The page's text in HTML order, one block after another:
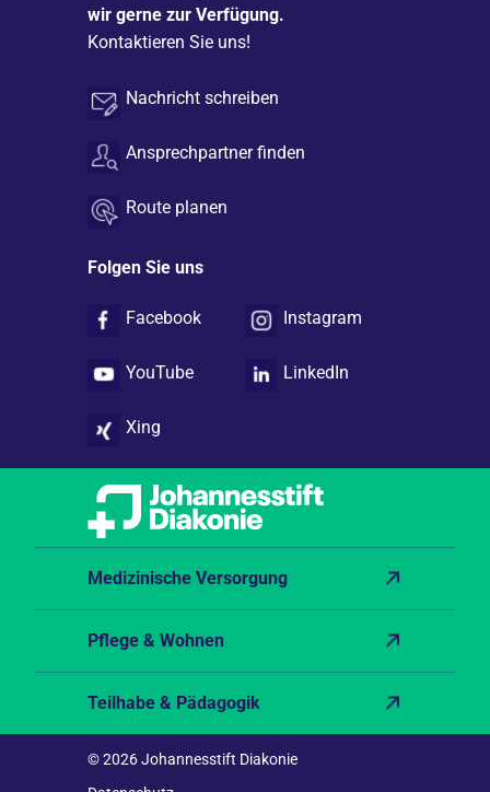
wir gerne zur Verfügung.
Kontaktieren Sie uns!
Nachricht schreiben
Ansprechpartner finden
Route planen
Folgen Sie uns
Facebook Instagram
YouTube LinkedIn
Xing
Medizinische Versorgung
Pflege & Wohnen
Teilhabe & Pädagogik
© 2026 Johannesstift Diakonie